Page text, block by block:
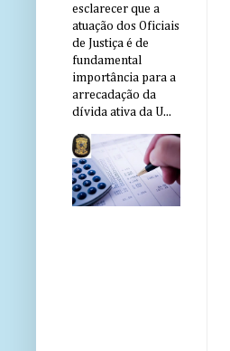
esclarecer que a
atuação dos Oficiais
de Justiça é de
fundamental
importância para a
arrecadação da
dívida ativa da U...